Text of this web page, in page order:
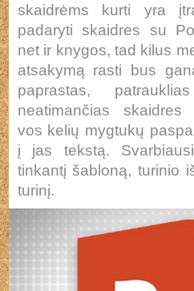
skaidrėms kurti yra
padaryti skaidres su
net ir knygos, tad kilus
atsakymą rasti bus
paprastas,
neatimančias skaidres
vos kelių mygtukų
į jas tekstą.
tinkantį šabloną, turinio
turinį.